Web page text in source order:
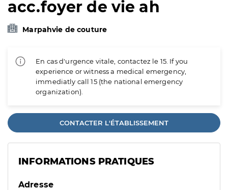
acc.foyer de vie ah
Marpahvie de couture
En cas d'urgence vitale, contactez le 15. If you
experience or witness a medical emergency,
immediatly call 15 (the national emergency
organization).
CONTACTER L'ÉTABLISSEMENT
INFORMATIONS PRATIQUES
Adresse